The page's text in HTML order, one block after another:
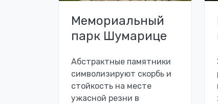
Мемориальный
парк Шумарице
Абстрактные памятники
символизируют скорбь и
стойкость на месте
ужасной резни в